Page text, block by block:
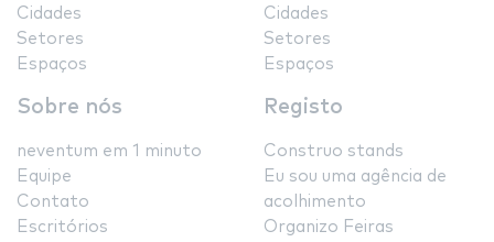
Cidades
Setores
Espaços
Cidades
Setores
Espaços
Sobre nós
neventum em 1 minuto
Equipe
Contato
Escritórios
Registo
Construo stands
Eu sou uma agência de
acolhimento
Organizo Feiras